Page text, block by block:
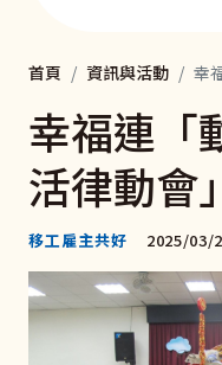
首頁 資訊與活動 幸
幸福連「
活律動會」
移工雇主共好 2025/03/